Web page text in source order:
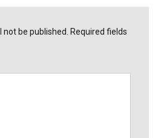
be published. Required fields